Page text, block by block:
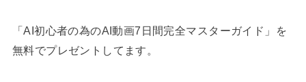
「AI初心者の為のAI動画7日間完全マスターガイド」を
無料でプレゼントしてます。